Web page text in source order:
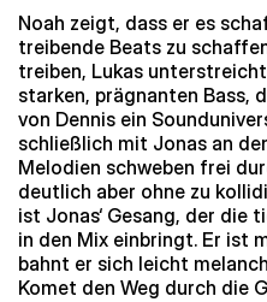
Noah zeigt, dass er es
treibende Beats zu
treiben, Lukas
starken, prägnanten Bass,
von Dennis ein
schließlich mit Jonas an
Melodien schweben frei
deutlich aber ohne zu
ist Jonas‘ Gesang, der
in den Mix einbringt. Er ist
bahnt er sich leicht
Komet den Weg durch die